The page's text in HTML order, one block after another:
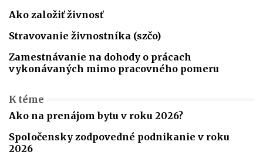
Ako založiť živnosť
Stravovanie živnostníka (szčo)
Zamestnávanie na dohody o prácach
vykonávaných mimo pracovného pomeru
K téme
Ako na prenájom bytu v roku 2026?
Spoločensky zodpovedné podnikanie v roku
2026